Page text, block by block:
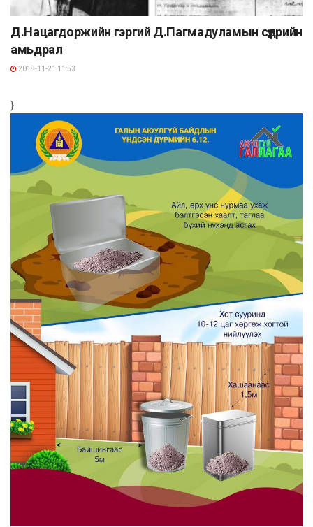
Д.Нацагдоржийн гэргий Д.Пагмадуламын сүүдрийн
амьдрал
2018-11-21 11:53
}